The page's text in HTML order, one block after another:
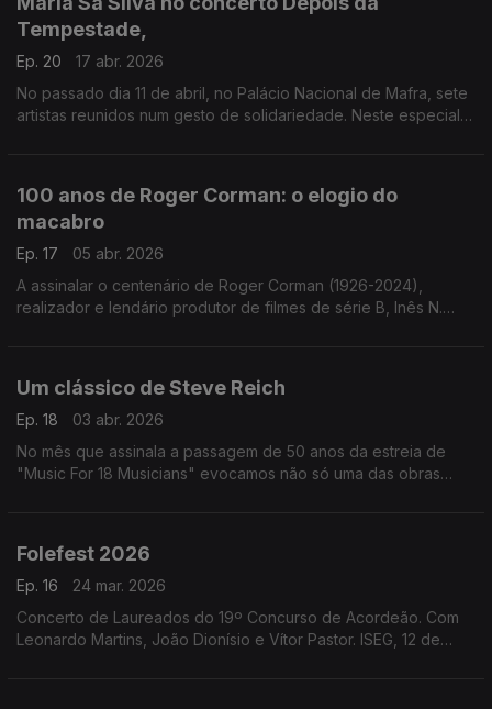
Tempestade,
Ep. 20
17 abr. 2026
No passado dia 11 de abril, no Palácio Nacional de Mafra, sete
artistas reunidos num gesto de solidariedade. Neste especial
100 anos de Roger Corman: o elogio do
macabro
Ep. 17
05 abr. 2026
A assinalar o centenário de Roger Corman (1926-2024),
realizador e lendário produtor de filmes de série B, Inês N.
Um clássico de Steve Reich
Ep. 18
03 abr. 2026
No mês que assinala a passagem de 50 anos da estreia de
"Music For 18 Musicians" evocamos não só uma das obras
Folefest 2026
Ep. 16
24 mar. 2026
Concerto de Laureados do 19º Concurso de Acordeão. Com
Leonardo Martins, João Dionísio e Vítor Pastor. ISEG, 12 de